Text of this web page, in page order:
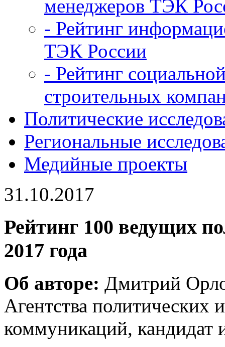
менеджеров ТЭК
- Рейтинг
ТЭК России
- Рейтинг
строительных
Политические
Региональные
Медийные проекты
31.10.2017
Рейтинг 100 ведущих
2017 года
Об авторе: Дмитрий
Агентства политических
коммуникаций, кандидат